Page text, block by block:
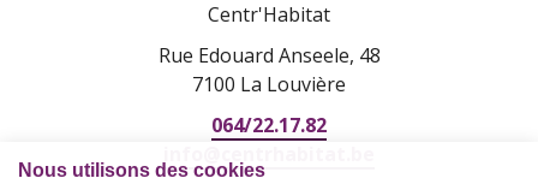
Centr'Habitat
Rue Edouard Anseele, 48
7100 La Louvière
064/22.17.82